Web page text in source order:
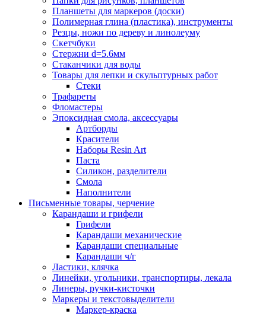
Планшеты для маркеров (доски)
Полимерная глина (пластика), инструменты
Резцы, ножи по дереву и линолеуму
Скетчбуки
Стержни d=5.6мм
Стаканчики для воды
Товары для лепки и скульптурных работ
Стеки
Трафареты
Фломастеры
Эпоксидная смола, аксессуары
Артборды
Красители
Наборы Resin Art
Паста
Силикон, разделители
Смола
Наполнители
Письменные товары, черчение
Карандаши и грифели
Грифели
Карандаши механические
Карандаши специальные
Карандаши ч/г
Ластики, клячка
Линейки, угольники, транспортиры, лекала
Линеры, ручки-кисточки
Маркеры и текстовыделители
Маркер-краска